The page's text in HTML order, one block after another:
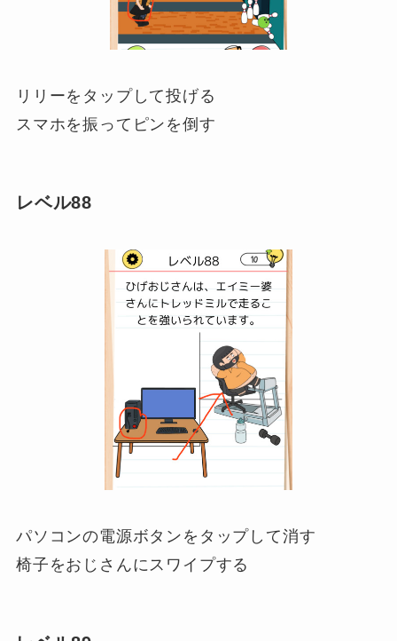
リリーをタップして投げる
スマホを振ってピンを倒す
レベル88
パソコンの電源ボタンをタップして消す
椅子をおじさんにスワイプする